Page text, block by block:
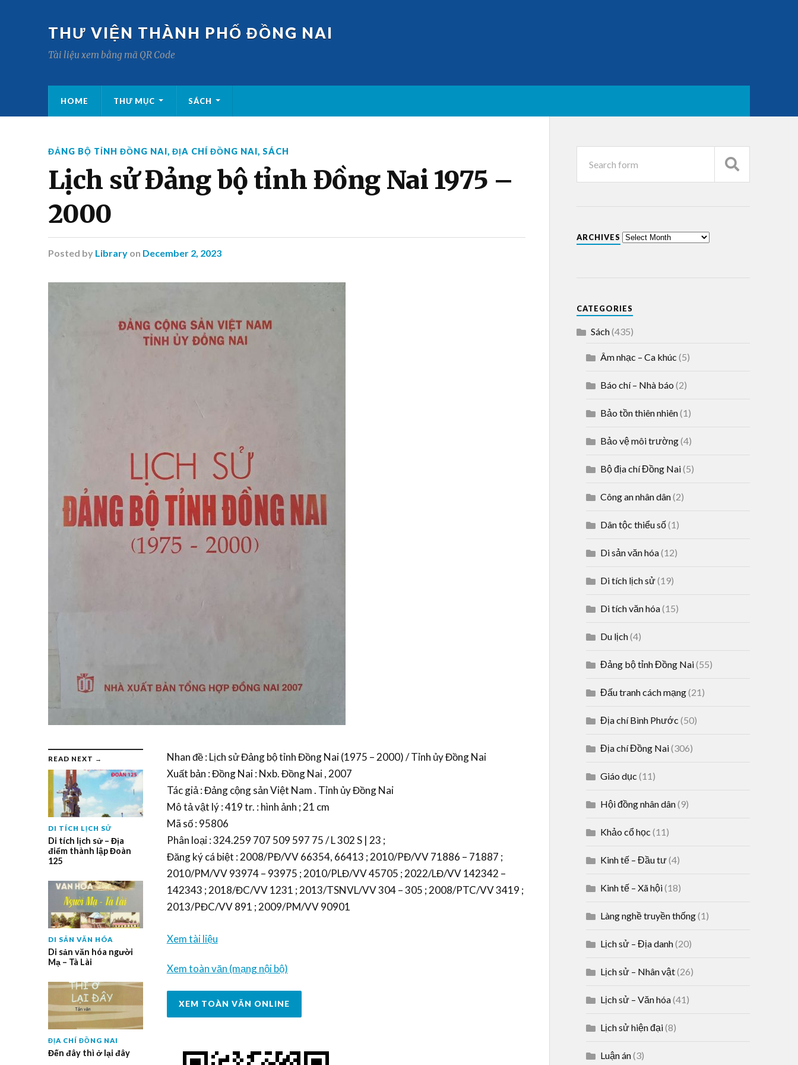
THƯ VIỆN THÀNH PHỐ ĐỒNG NAI
Tài liệu xem bằng mã QR Code
HOME THƯ MỤC SÁCH
ĐẢNG BỘ TỈNH ĐỒNG NAI, ĐỊA CHÍ ĐỒNG NAI, SÁCH
Lịch sử Đảng bộ tỉnh Đồng Nai 1975 –
2000
Posted by Library on December 2, 2023
READ NEXT →
DI TÍCH LỊCH SỬ
Di tích lịch sử – Địa
điểm thành lập Đoàn
125
DI SẢN VĂN HÓA
Di sản văn hóa người
Mạ – Tà Lài
ĐỊA CHÍ ĐỒNG NAI
Đến đây thì ở lại đây
Nhan đề : Lịch sử Đảng bộ tỉnh Đồng Nai (1975 – 2000) / Tỉnh ủy Đồng Nai
Xuất bản : Đồng Nai : Nxb. Đồng Nai , 2007
Tác giả : Đảng cộng sản Việt Nam . Tỉnh ủy Đồng Nai
Mô tả vật lý : 419 tr. : hình ảnh ; 21 cm
Mã số : 95806
Phân loại : 324.259 707 509 597 75 / L 302 S | 23 ;
Đăng ký cá biệt : 2008/PĐ/VV 66354, 66413 ; 2010/PĐ/VV 71886 – 71887 ;
2010/PM/VV 93974 – 93975 ; 2010/PLĐ/VV 45705 ; 2022/LĐ/VV 142342 –
142343 ; 2018/ĐC/VV 1231 ; 2013/TSNVL/VV 304 – 305 ; 2008/PTC/VV 3419 ;
2013/PĐC/VV 891 ; 2009/PM/VV 90901
Xem tài liệu
Xem toàn văn (mạng nội bộ)
XEM TOÀN VĂN ONLINE
ARCHIVES
CATEGORIES
Sách(435)
Âm nhạc – Ca khúc (5)
Báo chí – Nhà báo (2)
Bảo tồn thiên nhiên(1)
Bảo vệ môi trường(4)
Bộ địa chí Đồng Nai(5)
Công an nhân dân(2)
Dân tộc thiểu số(1)
Di sản văn hóa(12)
Di tích lịch sử(19)
Di tích văn hóa(15)
Du lịch(4)
Đảng bộ tỉnh Đồng Nai(55)
Đấu tranh cách mạng(21)
Địa chí Bình Phước (50)
Địa chí Đồng Nai(306)
Giáo dục (11)
Hội đồng nhân dân(9)
Khảo cổ học (11)
Kinh tế – Đầu tư(4)
Kinh tế – Xã hội(18)
Làng nghề truyền thống(1)
Lịch sử – Địa danh(20)
Lịch sử – Nhân vật(26)
Lịch sử – Văn hóa(41)
Lịch sử hiện đại(8)
Luận án(3)